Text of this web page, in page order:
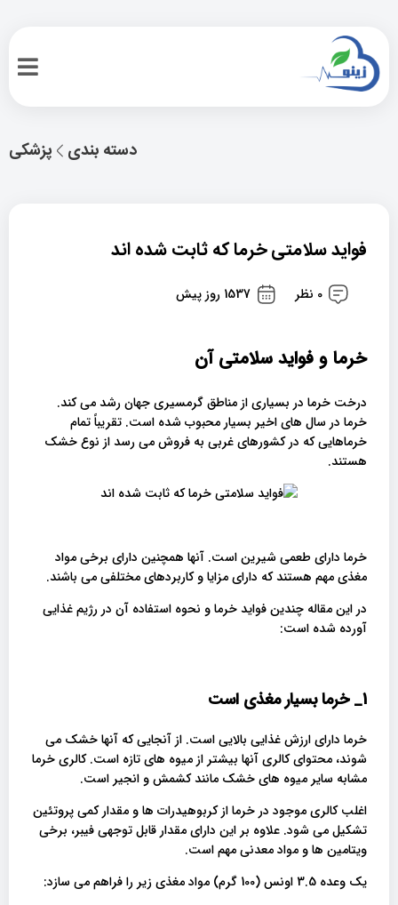
پزشکی دسته بندی
فواید سلامتی خرما که ثابت شده اند
0 نظر 1537 روز پیش
خرما و فواید سلامتی آن
درخت خرما در بسیاری از مناطق گرمسیری جهان رشد می کند.
خرما در سال های اخیر بسیار محبوب شده است. تقریباً تمام
خرماهایی که در کشورهای غربی به فروش می رسد از نوع خشک
هستند.
خرما دارای طعمی شیرین است. آنها همچنین دارای برخی مواد
مغذی مهم هستند که دارای مزایا و کاربردهای مختلفی می باشند.
در این مقاله چندین فواید خرما و نحوه استفاده آن در رژیم غذایی
آورده شده است:
1_ خرما بسیار مغذی است
خرما دارای ارزش غذایی بالایی است. از آنجایی که آنها خشک می
شوند، محتوای کالری آنها بیشتر از میوه های تازه است. کالری خرما
مشابه سایر میوه های خشک مانند کشمش و انجیر است.
اغلب کالری موجود در خرما از کربوهیدرات ها و مقدار کمی پروتئین
تشکیل می شود. علاوه بر این دارای مقدار قابل توجهی فیبر، برخی
ویتامین ها و مواد معدنی مهم است.
یک وعده 3.5 اونس (100 گرم) مواد مغذی زیر را فراهم می سازد: